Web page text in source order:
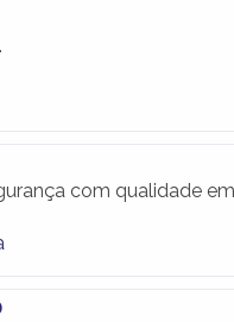
com qualidade em